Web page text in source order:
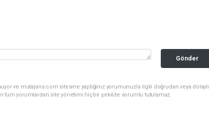
Gönder
ve mutajans.com sitesine yaptığınız yorumunuzla ilgili doğrudan veya dolaylı
tüm yorumlardan site yönetimi hiçbir şekilde sorumlu tutulamaz.